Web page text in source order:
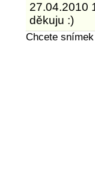
27.04.2010
děkuju :)
Chcete